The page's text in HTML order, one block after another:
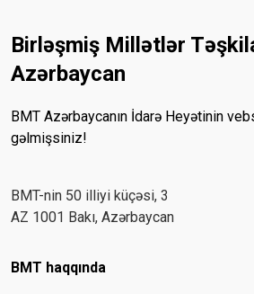
Birləşmiş Millətlər
Azərbaycan
BMT Azərbaycanın İdarə Heyətinin
gəlmişsiniz!
BMT-nin 50 illiyi küçəsi, 3
AZ 1001 Bakı, Azərbaycan
Footer menu
BMT haqqında